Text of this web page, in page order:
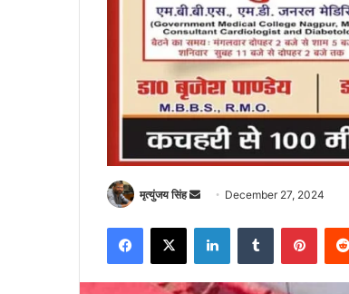
मृत्युंजय सिंह
Send
email
December 27, 2024
Facebook
X LinkedInTumblr